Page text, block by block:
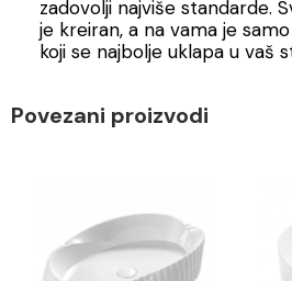
zadovolji najviše standarde.
je kreiran, a na vama je
koji se najbolje uklapa u vaš
Povezani proizvodi